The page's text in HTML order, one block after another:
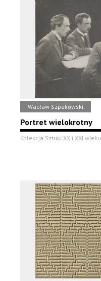
Wacław Szpakowski
Portret wielokrotny
Kolekcja Sztuki XX i XXI wieku